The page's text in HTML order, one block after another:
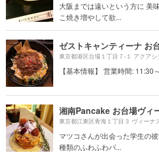
大阪までは遠いという方に 美
こ焼き増やして欲...
ゼストキャンティーナ お
東京都港区台場１丁目７-１ アクア
【基本情報】 営業時間:
湘南Pancake お台場ヴィ
東京都江東区青海１丁目３ ヴィーナ
マツコさんが出会った学生の
種類のふわふわパ...